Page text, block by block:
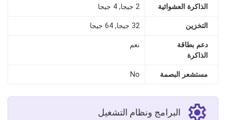
الذاكرة العشوائية 2 جيجا, 4 جيجا
التخزين 32 جيجا, 64 جيجا
دعم بطاقة
الذاكرة
نعم
مستشعر البصمة No
البرامج ونظام التشغيل